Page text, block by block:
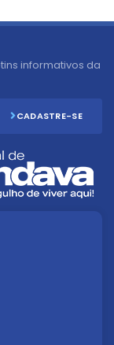
informativos da
CADASTRE-SE